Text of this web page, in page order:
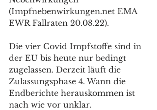
(Impfnebenwirkungen.net EMA
EWR Fallraten 20.08.22).
Die vier Covid Impfstoffe sind in
der EU bis heute nur bedingt
zugelassen. Derzeit läuft die
Zulassungsphase 4. Wann die
Endberichte herauskommen ist
nach wie vor unklar.